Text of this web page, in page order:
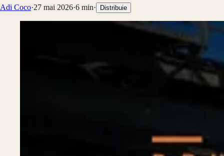
Adi Coco·27 mai 2026·6 min· Distribuie